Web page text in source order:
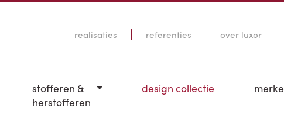
realisaties referenties over luxor
stofferen &
herstofferen
design collectie